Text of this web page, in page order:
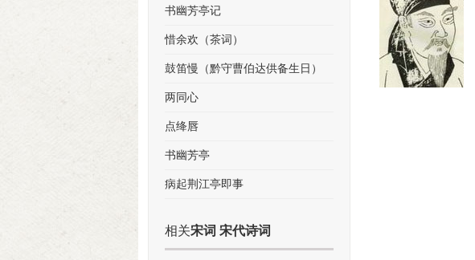
书幽芳亭记
惜余欢（茶词）
鼓笛慢（黔守曹伯达供备生日）
两同心
点绛唇
书幽芳亭
病起荆江亭即事
相关宋词 宋代诗词